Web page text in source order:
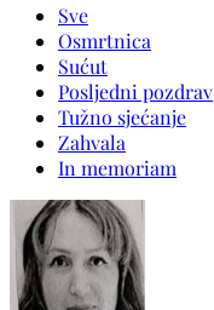
Sve
Osmrtnica
Sućut
Posljedni pozdrav
Tužno sjećanje
Zahvala
In memoriam